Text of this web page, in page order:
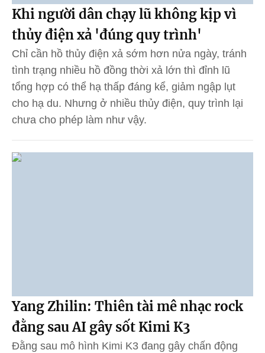
Khi người dân chạy lũ không kịp vì
thủy điện xả 'đúng quy trình'
Chỉ cần hồ thủy điện xả sớm hơn nửa ngày, tránh
tình trạng nhiều hồ đồng thời xả lớn thì đỉnh lũ
tổng hợp có thể hạ thấp đáng kể, giảm ngập lụt
cho hạ du. Nhưng ở nhiều thủy điện, quy trình lại
chưa cho phép làm như vậy.
Yang Zhilin: Thiên tài mê nhạc rock
đằng sau AI gây sốt Kimi K3
Đằng sau mô hình Kimi K3 đang gây chấn động